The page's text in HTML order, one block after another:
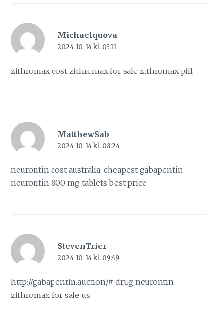
Michaelquova
2024-10-14 kl. 03:11
zithromax cost zithromax for sale zithromax pill
MatthewSab
2024-10-14 kl. 08:24
neurontin cost australia:cheapest gabapentin –
neurontin 800 mg tablets best price
StevenTrier
2024-10-14 kl. 09:49
http://gabapentin.auction/# drug neurontin
zithromax for sale us